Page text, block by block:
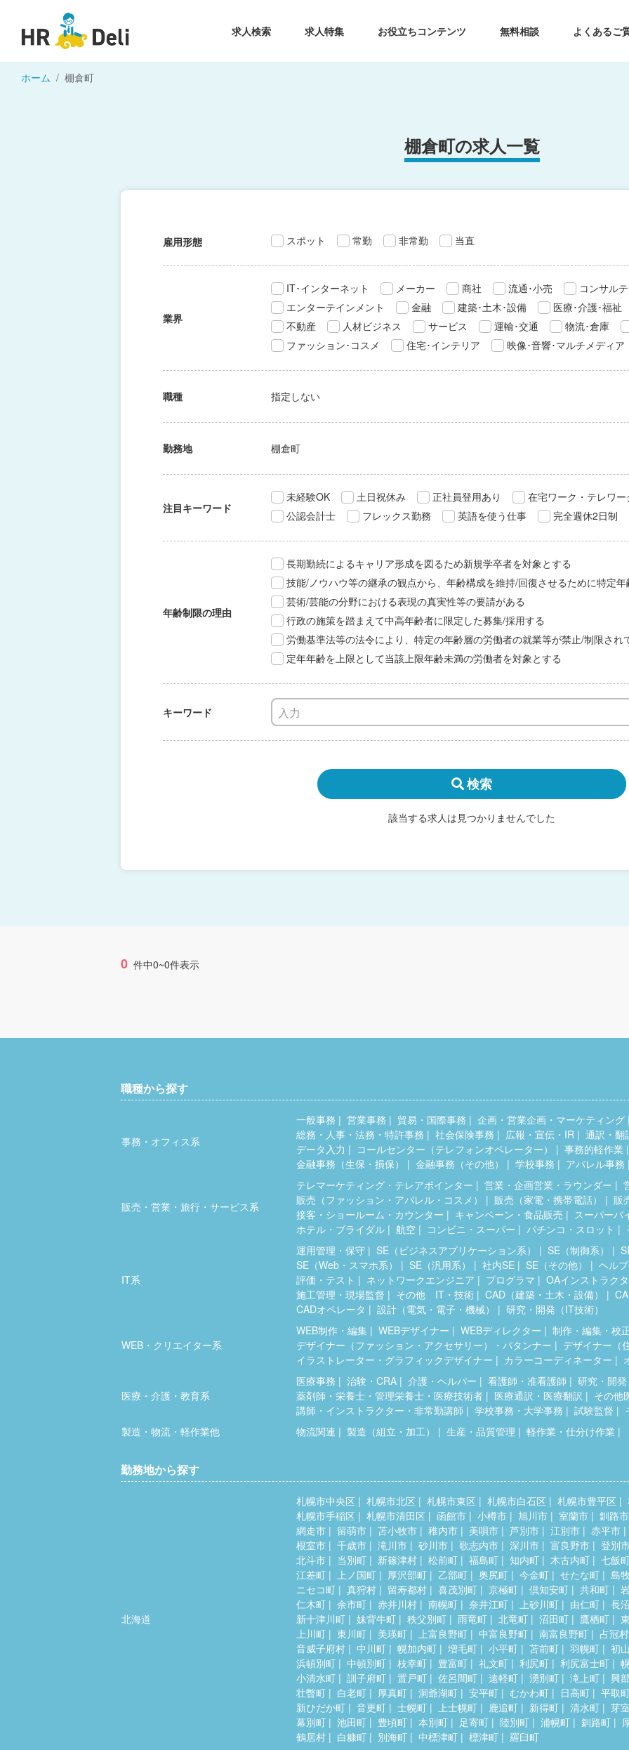
求人検索 求人特集 お役立ちコンテンツ 無料相談 よくあるご
ホーム 棚倉町
棚倉町の求人一覧
雇用形態 スポット 常勤 非常勤 当直
業界
IT･インターネット メーカー 商社 流通･小売
コンサル
エンターテインメント
金融 建築･土木･設備
医療･介護･福祉
不動産
人材ビジネス サービス 運輸･交通
物流･倉庫
ファッション･コスメ
住宅･インテリア 映像･音響･マルチメディア
職種 指定しない
勤務地 棚倉町
注目キーワード
未経験OK 土日祝休み 正社員登用あり
在宅ワーク・テレワー
公認会計士
フレックス勤務 英語を使う仕事 完全週休2日制
年齢制限の理由
長期勤続によるキャリア形成を図るため新規学卒者を対象とする
技能/ノウハウ等の継承の観点から、年齢構成を維持/回復させるために特定
芸術/芸能の分野における表現の真実性等の要請がある
行政の施策を踏まえて中高年齢者に限定した募集/採用する
労働基準法等の法令により、特定の年齢層の労働者の就業等が禁止/制限され
定年年齢を上限として当該上限年齢未満の労働者を対象とする
キーワード
検索
該当する求人は見つかりませんでした
0 件中0~0件表示
職種から探す
事務・オフィス系
一般事務 営業事務 貿易・国際事務
企画・営業企画・マーケティング
総務・人事・法務・特許事務
社会保険事務 広報・宣伝・IR
通訳・翻
データ入力
コールセンター（テレフォンオペレーター）
事務的軽作業
金融事務（生保・損保）
金融事務（その他） 学校事務 アパレル事務
販売・営業・旅行・サービス系
テレマーケティング・テレアポインター 営業・企画営業・ラウンダー
販売（ファッション・アパレル・コスメ）
販売（家電・携帯電話）
販
接客・ショールーム・カウンター
キャンペーン・食品販売
スーパーバ
ホテル・ブライダル
航空 コンビニ・スーパー パチンコ・スロット
IT系
運用管理・保守 SE（ビジネスアプリケーション系） SE（制御系）
SE（Web・スマホ系）
SE（汎用系） 社内SE SE（その他）
ヘル
評価・テスト
ネットワークエンジニア プログラマ
OAインストラク
施工管理・現場監督
その他 IT・技術 CAD（建築・土木・設備）
CADオペレータ
設計（電気・電子・機械） 研究・開発（IT技術）
WEB・クリエイター系
WEB制作・編集 WEBデザイナー WEBディレクター
制作・編集・校
デザイナー（ファッション・アクセサリー）・パタンナー
デザイナー（
イラストレーター・グラフィックデザイナー
カラーコーディネーター
医療・介護・教育系
医療事務 治験・CRA 介護・ヘルパー 看護師・准看護師
研究・開
薬剤師・栄養士・管理栄養士・医療技術者
医療通訳・医療翻訳
その他
講師・インストラクター・非常勤講師
学校事務・大学事務 試験監督
製造・物流・軽作業他
物流関連 製造（組立・加工） 生産・品質管理 軽作業・仕分け作業
勤務地から探す
北海道
札幌市中央区 札幌市北区 札幌市東区 札幌市白石区 札幌市豊平区
札幌市手稲区
札幌市清田区 函館市 小樽市 旭川市 室蘭市
釧路市
網走市
留萌市 苫小牧市 稚内市 美唄市 芦別市 江別市
赤平市
根室市
千歳市 滝川市 砂川市 歌志内市 深川市 富良野市
登別
北斗市
当別町 新篠津村 松前町 福島町 知内町 木古内町
七飯
江差町
上ノ国町 厚沢部町 乙部町 奥尻町 今金町 せたな町
島
ニセコ町
真狩村 留寿都村 喜茂別町 京極町 倶知安町 共和町
仁木町
余市町 赤井川村 南幌町 奈井江町 上砂川町 由仁町
長
新十津川町
妹背牛町 秩父別町 雨竜町 北竜町 沼田町 鷹栖町
上川町
東川町 美瑛町 上富良野町 中富良野町 南富良野町
占冠村
音威子府村
中川町 幌加内町 増毛町 小平町 苫前町 羽幌町
初
浜頓別町
中頓別町 枝幸町 豊富町 礼文町 利尻町 利尻富士町
小清水町
訓子府町 置戸町 佐呂間町 遠軽町 湧別町 滝上町
興
壮瞥町
白老町 厚真町 洞爺湖町 安平町 むかわ町 日高町
平取
新ひだか町
音更町 士幌町 上士幌町 鹿追町 新得町 清水町
芽
幕別町
池田町 豊頃町 本別町 足寄町 陸別町 浦幌町 釧路町
鶴居村
白糠町 別海町 中標津町 標津町 羅臼町